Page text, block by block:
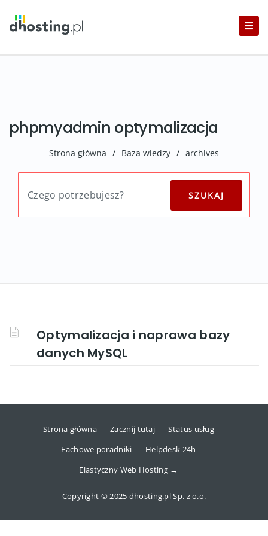
phpmyadmin optymalizacja
Strona główna / Baza wiedzy / archives
Optymalizacja i naprawa bazy
danych MySQL
Strona główna Zacznij tutaj
Status usług
Fachowe poradniki
Helpdesk 24h
Elastyczny Web Hosting →
Copyright © 2025 dhosting.pl Sp. z o.o.